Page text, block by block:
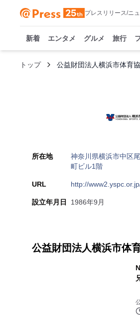
プレスリリース/ニ
新着 エンタメ グルメ 旅行
トップ 公益財団法人横浜市体育
所在地
神奈川県横浜市中区
町ビル1階
URL http://
設立年月日 1986年9月
公益財団法人横浜市体